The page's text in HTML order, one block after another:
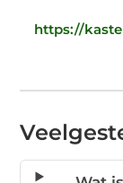
https://